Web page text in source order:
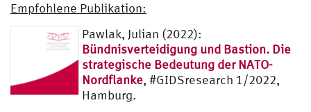
Empfohlene Publikation:
Pawlak, Julian (2022):
Bündnisverteidigung und Bastion. Die
strategische Bedeutung der NATO-
Nordflanke, #GIDSresearch 1/2022,
Hamburg.